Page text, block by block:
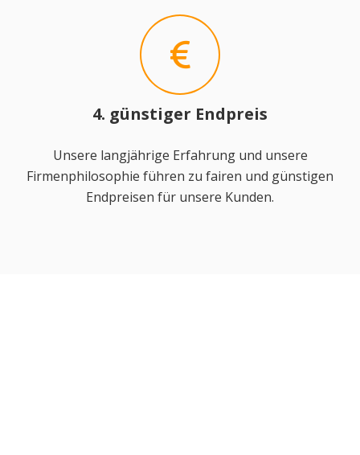
4. günstiger Endpreis
Unsere langjährige Erfahrung und unsere
Firmenphilosophie führen zu fairen und günstigen
Endpreisen für unsere Kunden.